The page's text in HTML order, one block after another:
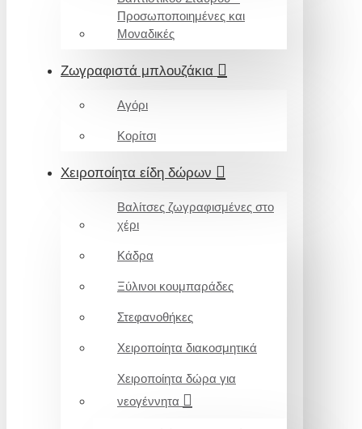
Προσωποποιημένες και
Μοναδικές
Ζωγραφιστά μπλουζάκια
Αγόρι
Κορίτσι
Χειροποίητα είδη δώρων
Βαλίτσες ζωγραφισμένες στο
χέρι
Κάδρα
Ξύλινοι κουμπαράδες
Στεφανοθήκες
Χειροποίητα διακοσμητικά
Χειροποίητα δώρα για
νεογέννητα